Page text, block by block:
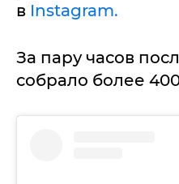
в Instagram.
За пару часов
собрало более